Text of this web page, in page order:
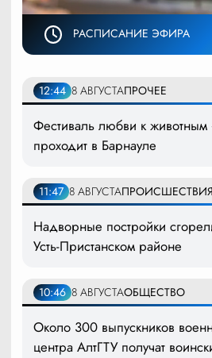
РАСПИСАНИЕ ЭФИРА
12:44 8 АВГУСТАПРОЧЕЕ
Фестиваль любви к животным
проходит в Барнауле
11:47 8 АВГУСТАПРОИСШЕСТВИЯ
Надворные постройки
Усть-Пристанском районе
10:46 8 АВГУСТАОБЩЕСТВО
Около 300 выпускников
центра АлтГТУ получат